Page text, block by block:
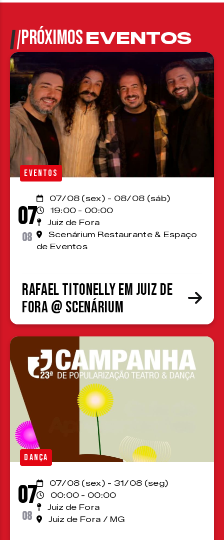
PRÓXIMOSEVENTOS
EVENTOS
07
08
07/08 (sex) - 08/08 (sáb)
19:00 - 00:00
Juiz de Fora
Scenárium Restaurante & Espaço
de Eventos
Rafael Titonelly em Juiz de
Fora @ Scenárium
DANÇA
07
08
07/08 (sex) - 31/08 (seg)
00:00 - 00:00
Juiz de Fora
Juiz de Fora / MG